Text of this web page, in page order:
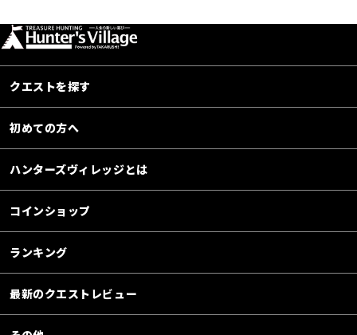
クエストを探す
初めての方へ
ハンターズヴィレッジとは
コインショップ
ランキング
最新のクエストレビュー